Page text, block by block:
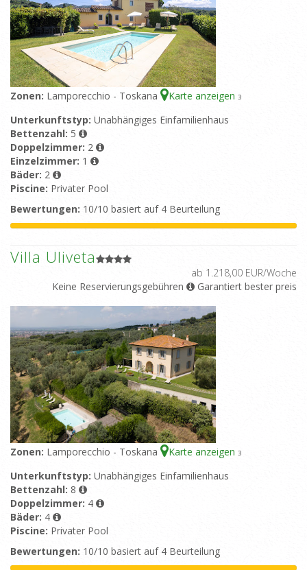
Zonen: Lamporecchio - Toskana Karte anzeigen 3
Unterkunftstyp: Unabhängiges Einfamilienhaus
Bettenzahl: 5
Doppelzimmer: 2
Einzelzimmer: 1
Bäder: 2
Piscine: Privater Pool
Bewertungen: 10/10 basiert auf 4 Beurteilung
Villa Uliveta
ab 1.218,00 EUR/Woche
Keine Reservierungsgebühren
Garantiert bester preis
Zonen: Lamporecchio - Toskana Karte anzeigen 3
Unterkunftstyp: Unabhängiges Einfamilienhaus
Bettenzahl: 8
Doppelzimmer: 4
Bäder: 4
Piscine: Privater Pool
Bewertungen: 10/10 basiert auf 4 Beurteilung